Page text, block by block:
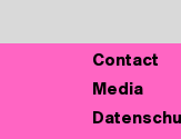
Cont­act
Media